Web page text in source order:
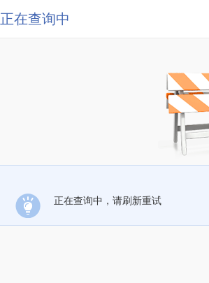
正在查询中
正在查询中，请刷新重试